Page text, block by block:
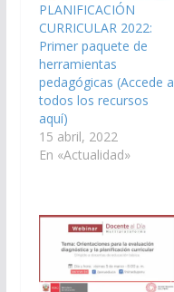
PLANIFICACIÓN
CURRICULAR 2022:
Primer paquete de
herramientas
pedagógicas (Accede a
todos los recursos
aquí)
15 abril, 2022
En «Actualidad»